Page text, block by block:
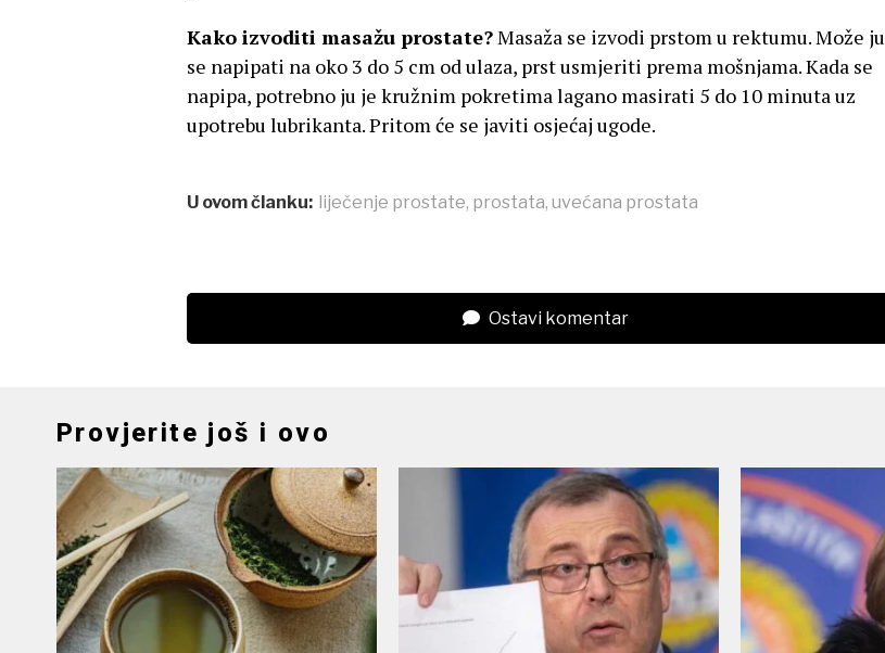
Kako izvoditi masažu prostate?Masaža se izvodi prstom u rektumu. Može ju
se napipati na oko 3 do 5 cm od ulaza, prst usmjeriti prema mošnjama. Kada se
napipa, potrebno ju je kružnim pokretima lagano masirati 5 do 10 minuta uz
upotrebu lubrikanta. Pritom će se javiti osjećaj ugode.
U ovom članku: liječenje prostate, prostata, uvećana prostata
Ostavi komentar
Provjerite još i ovo